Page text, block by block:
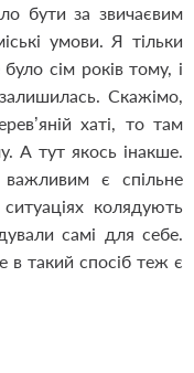
бути за звичаєвим
умови. Я тільки
сім років тому, і
Скажімо,
хаті, то там
А тут якось інакше.
є спільне
колядують
самі для себе.
в такий спосіб теж є